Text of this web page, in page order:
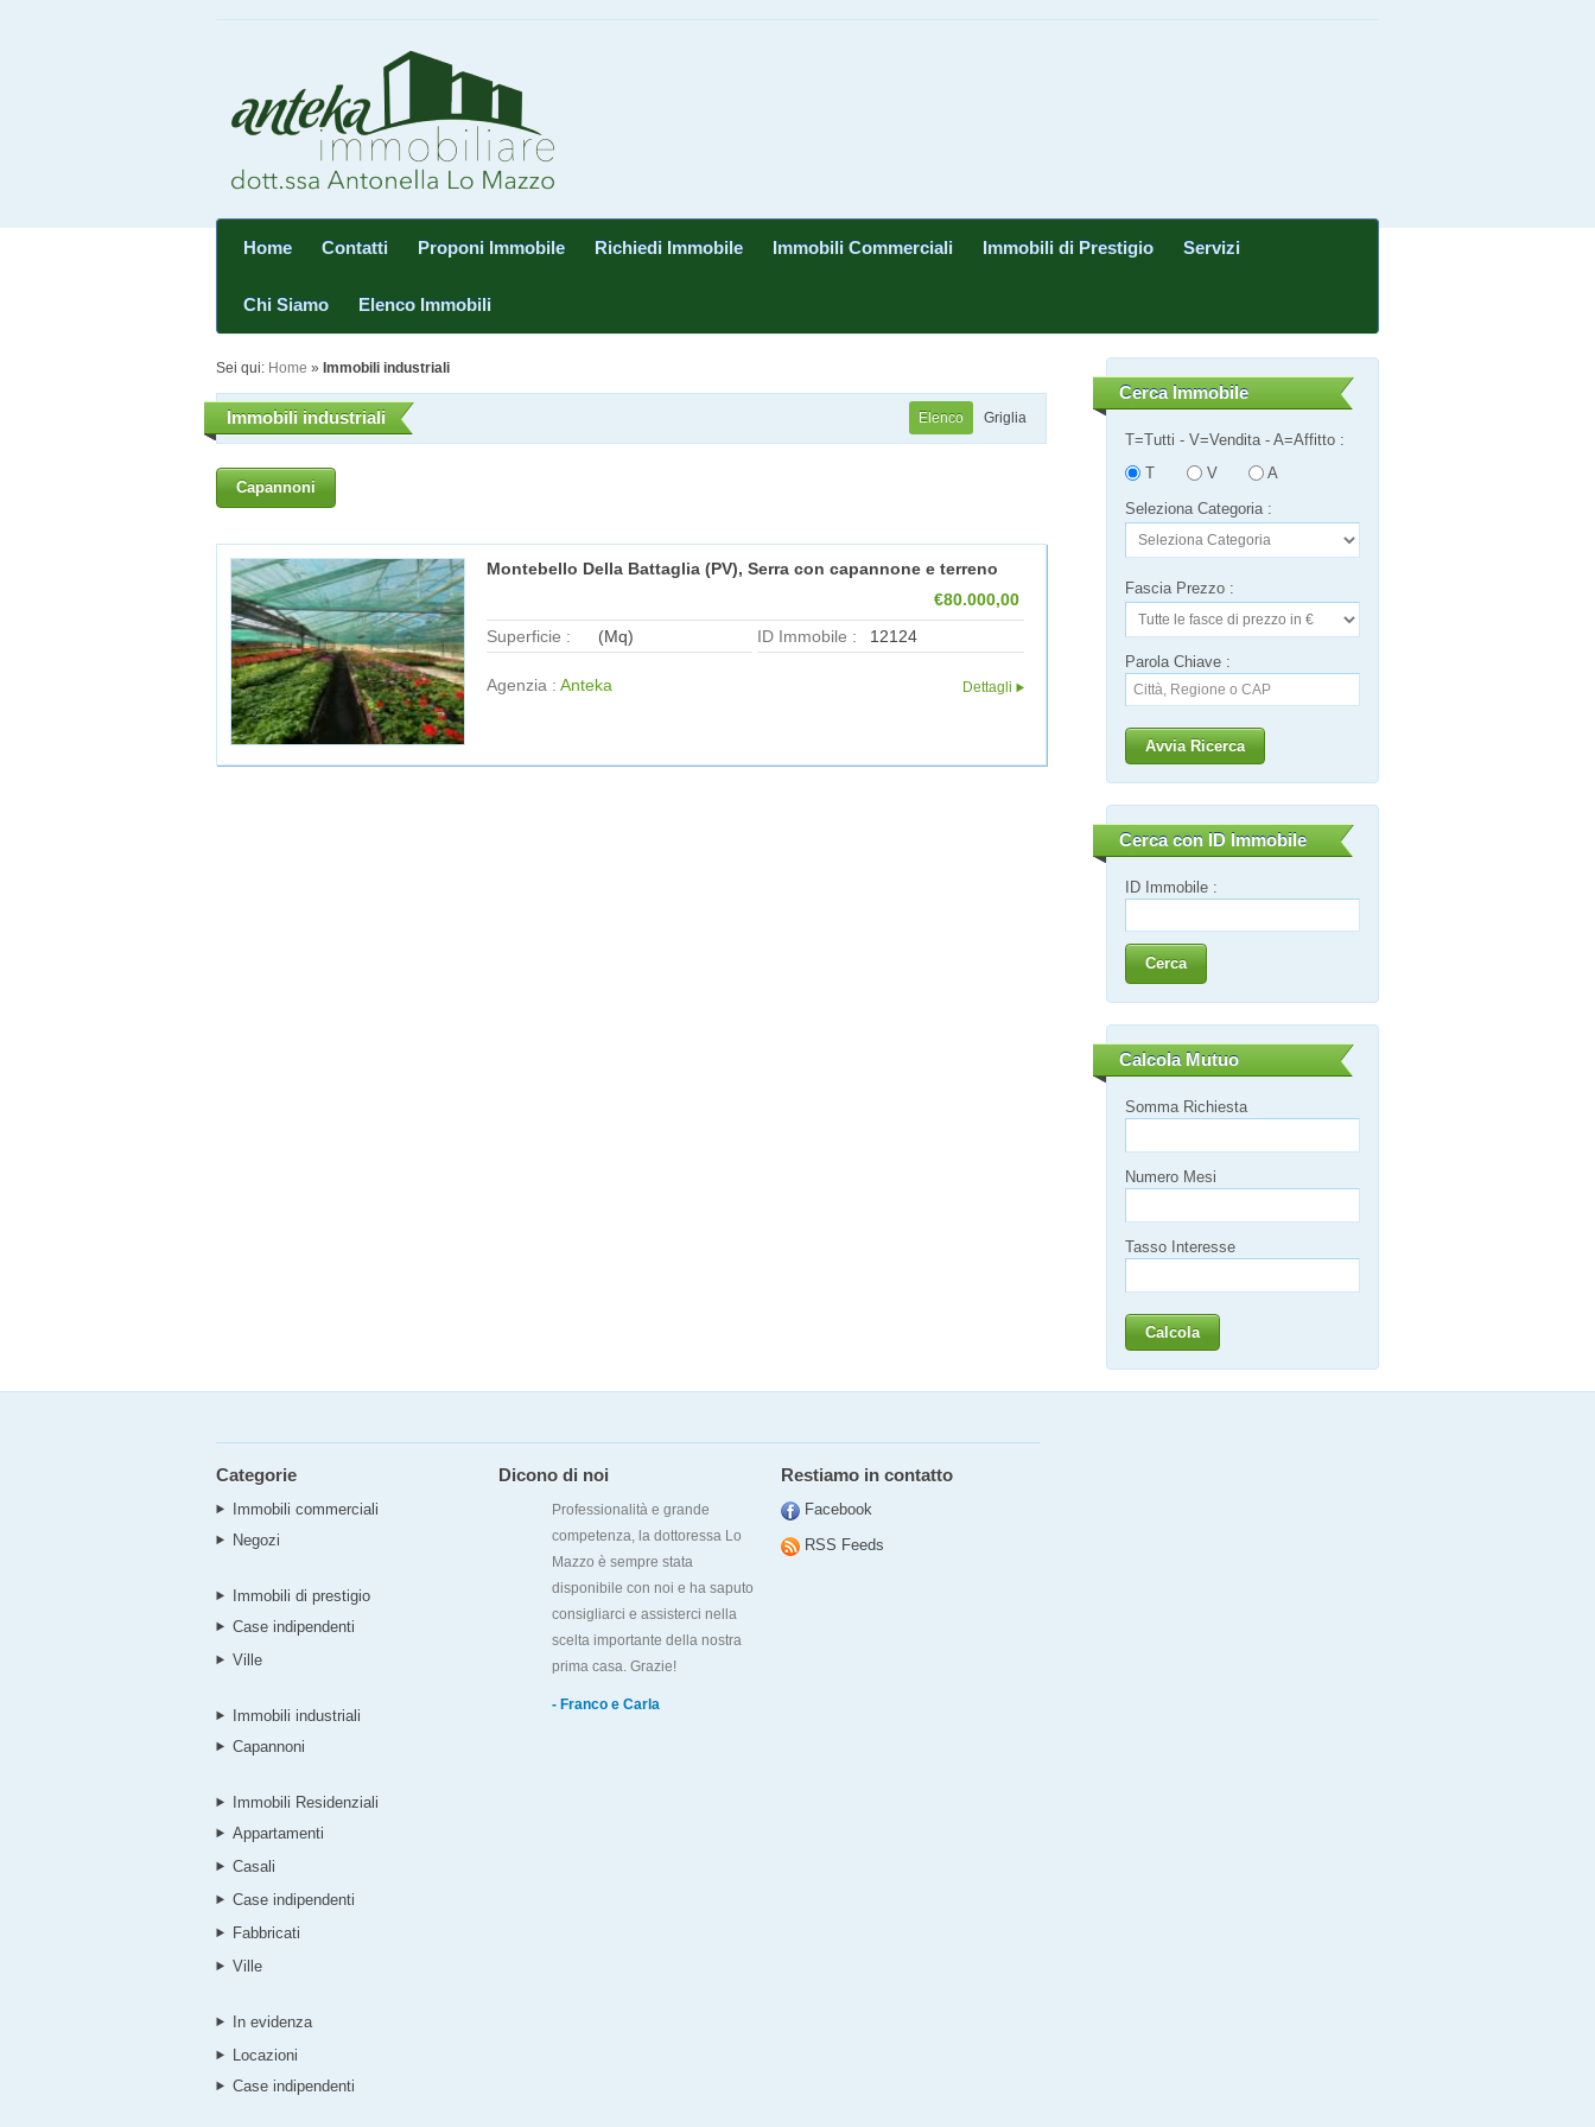
Home Contatti Proponi Immobile Richiedi Immobile Immobili Commerciali Immobili di Prestigio Servizi
Chi Siamo Elenco Immobili
Sei qui: Home » Immobili industriali
Immobili industriali Elenco Griglia
Capannoni
Montebello Della Battaglia (PV), Serra con capannone e terreno
€80.000,00
Superficie :
(Mq) ID Immobile : 12124
Agenzia :Anteka Dettagli
Cerca Immobile
T=Tutti - V=Vendita - A=Affitto :
T
V
A
Seleziona Categoria :
Fascia Prezzo :
Parola Chiave :
Avvia Ricerca
Cerca con ID Immobile
ID Immobile :
Cerca
Calcola Mutuo
Somma Richiesta
Numero Mesi
Tasso Interesse
Categorie
Immobili commerciali
Negozi
Immobili di prestigio
Case indipendenti
Ville
Immobili industriali
Capannoni
Immobili Residenziali
Appartamenti
Casali
Case indipendenti
Fabbricati
Ville
In evidenza
Locazioni
Case indipendenti
Dicono di noi
Professionalità e grande
competenza, la dottoressa Lo
Mazzo è sempre stata
disponibile con noi e ha saputo
consigliarci e assisterci nella
scelta importante della nostra
prima casa. Grazie!
- Franco e Carla
Restiamo in contatto
Facebook
RSS Feeds